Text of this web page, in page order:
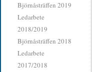
Björnåsträffen 2019
Ledarbete
2018/2019
Björnåsträffen 2018
Ledarbete
2017/2018